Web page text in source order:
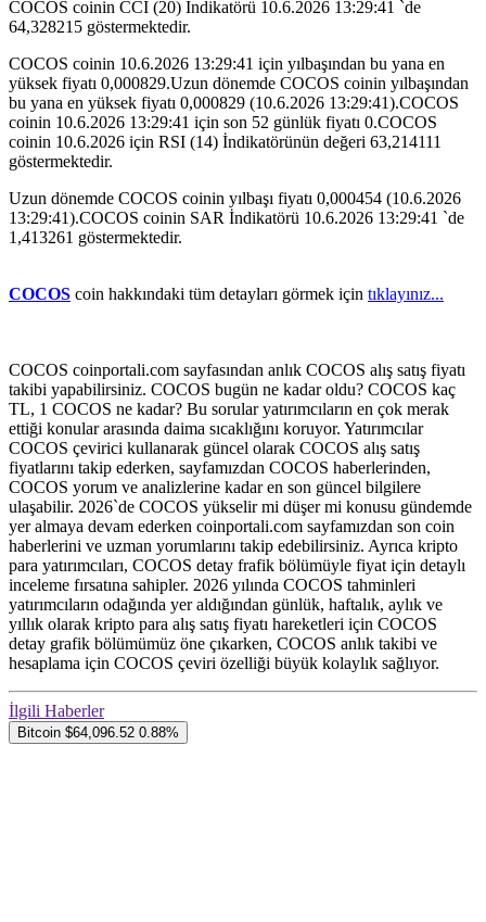
COCOS coinin CCI (20) İndikatörü 10.6.2026 13:29:41 `de
64,328215 göstermektedir.
COCOS coinin 10.6.2026 13:29:41 için yılbaşından bu yana en
yüksek fiyatı 0,000829.Uzun dönemde COCOS coinin yılbaşından
bu yana en yüksek fiyatı 0,000829 (10.6.2026 13:29:41).COCOS
coinin 10.6.2026 13:29:41 için son 52 günlük fiyatı 0.COCOS
coinin 10.6.2026 için RSI (14) İndikatörünün değeri 63,214111
göstermektedir.
Uzun dönemde COCOS coinin yılbaşı fiyatı 0,000454 (10.6.2026
13:29:41).COCOS coinin SAR İndikatörü 10.6.2026 13:29:41 `de
1,413261 göstermektedir.
COCOS coin hakkındaki tüm detayları görmek için tıklayınız...
COCOS coinportali.com sayfasından anlık COCOS alış satış fiyatı
takibi yapabilirsiniz. COCOS bugün ne kadar oldu? COCOS kaç
TL, 1 COCOS ne kadar? Bu sorular yatırımcıların en çok merak
ettiği konular arasında daima sıcaklığını koruyor. Yatırımcılar
COCOS çevirici kullanarak güncel olarak COCOS alış satış
fiyatlarını takip ederken, sayfamızdan COCOS haberlerinden,
COCOS yorum ve analizlerine kadar en son güncel bilgilere
ulaşabilir. 2026`de COCOS yükselir mi düşer mi konusu gündemde
yer almaya devam ederken coinportali.com sayfamızdan son coin
haberlerini ve uzman yorumlarını takip edebilirsiniz. Ayrıca kripto
para yatırımcıları, COCOS detay frafik bölümüyle fiyat için detaylı
inceleme fırsatına sahipler. 2026 yılında COCOS tahminleri
yatırımcıların odağında yer aldığından günlük, haftalık, aylık ve
yıllık olarak kripto para alış satış fiyatı hareketleri için COCOS
detay grafik bölümümüz öne çıkarken, COCOS anlık takibi ve
hesaplama için COCOS çeviri özelliği büyük kolaylık sağlıyor.
İlgili Haberler
Bitcoin $64,096.52 0.88%